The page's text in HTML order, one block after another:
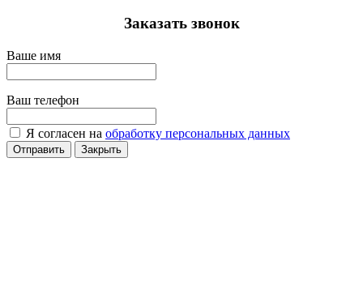
Заказать звонок
Ваше имя
Ваш телефон
Я согласен на обработку персональных данных
Отправить Закрыть